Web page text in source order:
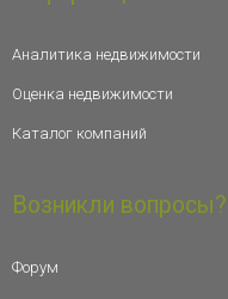
Аналитика недвижимости
Оценка недвижимости
Каталог компаний
Возникли вопросы?
Форум